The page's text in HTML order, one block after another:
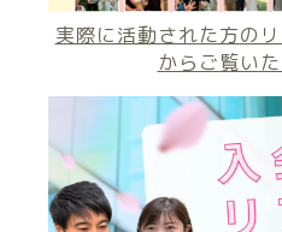
実際に活動された方の
からご覧いた